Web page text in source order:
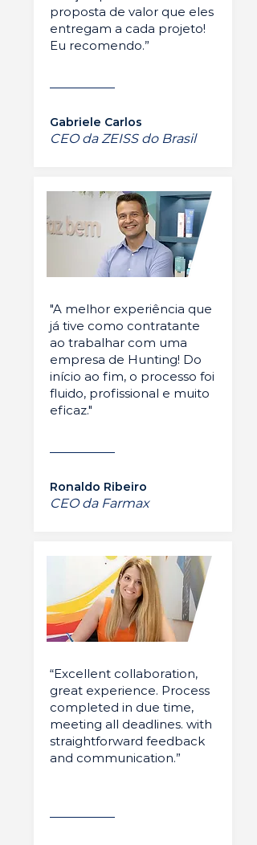
proposta de valor que eles
entregam a cada projeto!
Eu recomendo.”
Gabriele Carlos
CEO da ZEISS do Brasil
"A melhor experiência que
já tive como contratante
ao trabalhar com uma
empresa de Hunting! Do
início ao fim, o processo foi
fluido, profissional e muito
eficaz."
Ronaldo Ribeiro
CEO da Farmax
“Excellent collaboration,
great experience. Process
completed in due time,
meeting all deadlines. with
straightforward feedback
and communication.”